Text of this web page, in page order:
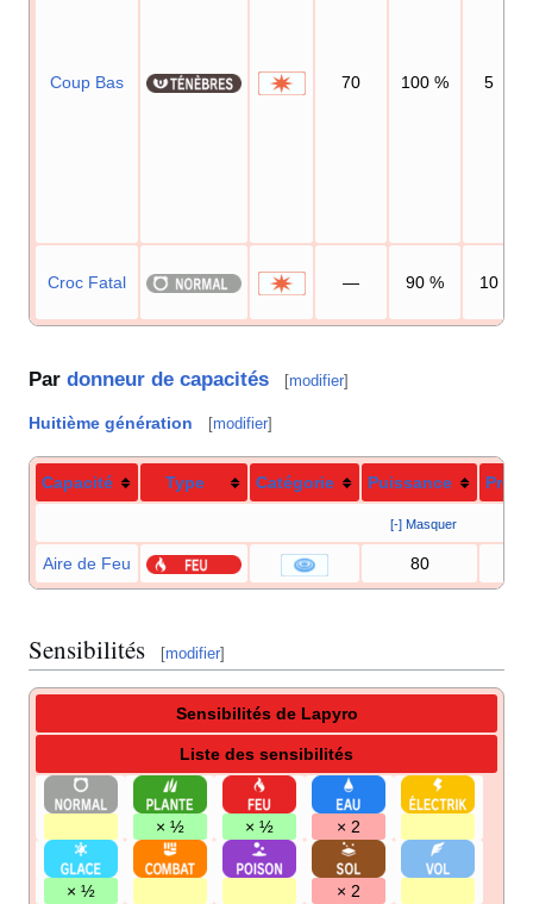
Coup Bas 70 100 % 5
Croc Fatal — 90 % 10
Par donneur de capacités [modifier]
Huitième génération [modifier]
Capacité Type Catégorie Puissance
[-] Masquer
Aire de Feu 80
Sensibilités [modifier]
Sensibilités de Lapyro
Liste des sensibilités
× ½ × ½ × 2
× ½ × 2